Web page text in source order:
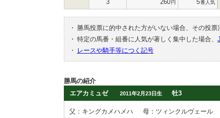
3 260円 5番人気
・
勝馬投票に的中された方がいない場合、その投
・ 特定の馬番・組番に人気が著しく集中した場合、
・
レースや騎手等につく記号
勝馬の紹介
エアカミュゼ
2011年2月23日生 牡3
父：キングカメハメハ
母：ツィンクルヴェール